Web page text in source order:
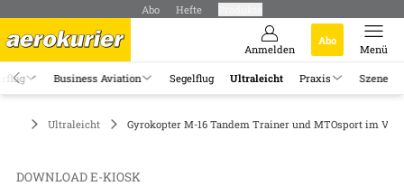
Abo Hefte
Anmelden
Abo
Menü
Business Aviation Segelflug Ultraleicht Praxis Szene
Ultraleicht Gyrokopter M-16 Tandem Trainer und MTOsport im
DOWNLOAD E-KIOSK